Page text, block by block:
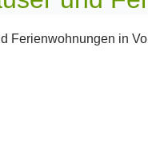
Ferienwohnungen in